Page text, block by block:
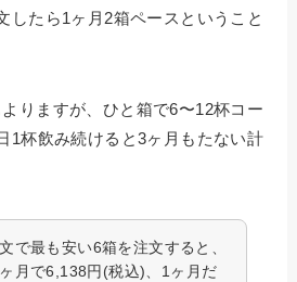
したら1ヶ月2箱ペースということ
りますが、ひと箱で6〜12杯コー
1杯飲み続けると3ヶ月もたない計
で最も安い6箱を注文すると、
月で6,138円(税込)、1ヶ月だ